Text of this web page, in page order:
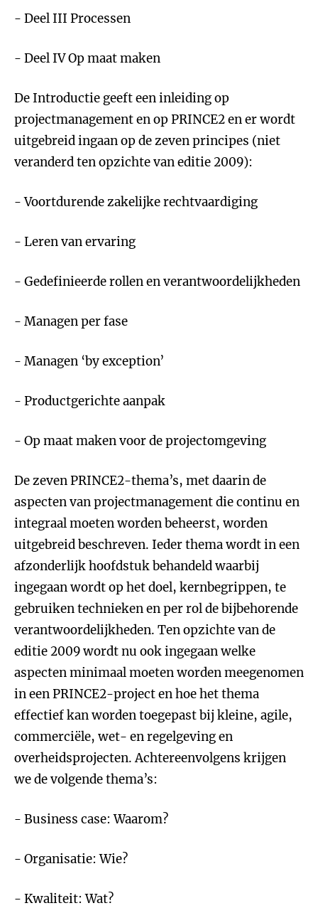
- Deel III Processen
- Deel IV Op maat maken
De Introductie geeft een inleiding op
projectmanagement en op PRINCE2 en er wordt
uitgebreid ingaan op de zeven principes (niet
veranderd ten opzichte van editie 2009):
- Voortdurende zakelijke rechtvaardiging
- Leren van ervaring
- Gedefinieerde rollen en verantwoordelijkheden
- Managen per fase
- Managen ‘by exception’
- Productgerichte aanpak
- Op maat maken voor de projectomgeving
De zeven PRINCE2-thema’s, met daarin de
aspecten van projectmanagement die continu en
integraal moeten worden beheerst, worden
uitgebreid beschreven. Ieder thema wordt in een
afzonderlijk hoofdstuk behandeld waarbij
ingegaan wordt op het doel, kernbegrippen, te
gebruiken technieken en per rol de bijbehorende
verantwoordelijkheden. Ten opzichte van de
editie 2009 wordt nu ook ingegaan welke
aspecten minimaal moeten worden meegenomen
in een PRINCE2-project en hoe het thema
effectief kan worden toegepast bij kleine, agile,
commerciële, wet- en regelgeving en
overheidsprojecten. Achtereenvolgens krijgen
we de volgende thema’s:
- Business case: Waarom?
- Organisatie: Wie?
- Kwaliteit: Wat?